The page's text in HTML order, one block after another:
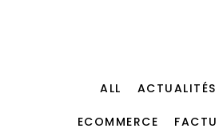
ALL ACTUALITÉS
ECOMMERCE